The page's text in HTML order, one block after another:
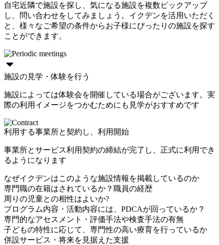
自宅近隣で施設を探し、気になる施設を複数ピックアップ
し、問い合わせをしてみましょう。イクデンを活用いただく
と、様々なご希望の条件からお子様にぴったりの施設を探す
ことができます。
施設の見学・体験を行う
施設によっては体験会を開催している場合がございます。実
際の利用イメージをつかむためにも見学がおすすめです
利用する事業所と契約し、利用開始
事業所とサービス利用契約の締結が完了し、正式に利用でき
るようになります
なぜイクデンはこのような施設情報を掲載しているのか
専門職の在籍はされているか？職員の経歴
周りの児童との相性はよいか?
プログラム内容・活動内容には、PDCAが回っているか？
専門的なアセスメント・評価手法や検査手法の有無
子どもの特性に応じて、専門性の高い療育を行っているか
併設サービス・将来を見据えた支援